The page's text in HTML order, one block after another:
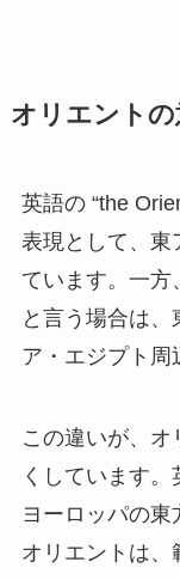
オリエントの
英語の “the
表現として、東
ています。一方
と言う場合は
ア・エジプト周
この違いが、オ
くしています
ヨーロッパの
オリエントは、